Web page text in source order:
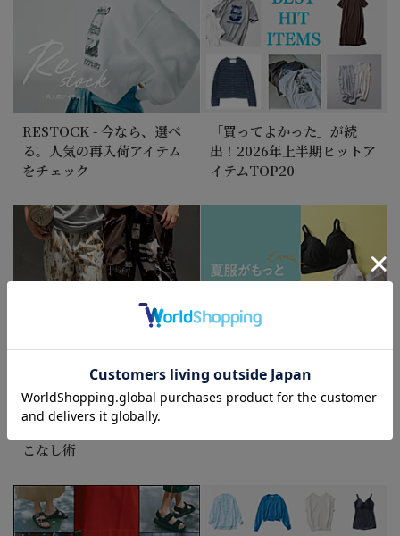
最高気温35度の日はこれ！50代に似合う夏パンツ10
2026/7/25 NEW！
高機能5アイテム×5シーンで着回す、大人の夏旅ワ
ードローブ
大人のTシャツは、白・黒・グレーがあればいい！
【エクラ 華組 法村麻起子さん】「涼感セットアッ
プ」わたしのスタイリングをご紹介
2026/7/14 NEW！
体型カバーも着映えも。レース切り替えコクーンワ
ンピ
2026/7/12 NEW！
E by éclatの夏名品、着比べました！
RESTOCK - 今なら、選べ
る。人気の再入荷アイテム
をチェック
「買ってよかった」が続
出！2026年上半期ヒットア
イテムTOP20
柄パンツって意外と簡単！
スタッフが教える大人の着
こなし術
STYLE UP SUMMER